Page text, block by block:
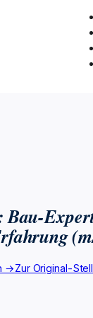
Bau-
→Zur Original-